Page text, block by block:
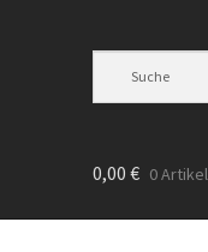
0,00 € 0 Artikel